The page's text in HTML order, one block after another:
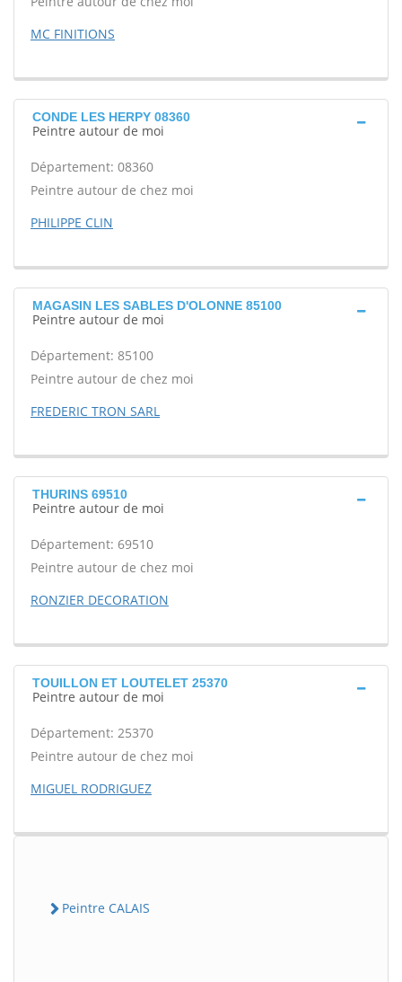
MC FINITIONS
CONDE LES HERPY 08360
Peintre autour de moi
Département: 08360
Peintre autour de chez moi
PHILIPPE CLIN
MAGASIN LES SABLES D'OLONNE 85100
Peintre autour de moi
Département: 85100
Peintre autour de chez moi
FREDERIC TRON SARL
THURINS 69510
Peintre autour de moi
Département: 69510
Peintre autour de chez moi
RONZIER DECORATION
TOUILLON ET LOUTELET 25370
Peintre autour de moi
Département: 25370
Peintre autour de chez moi
MIGUEL RODRIGUEZ
Peintre CALAIS